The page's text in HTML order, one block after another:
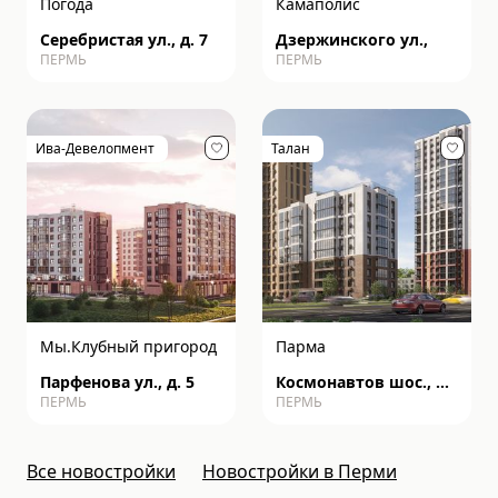
Серебристая ул., д. 7
ПЕРМЬ
Дзержинского ул.,
ПЕРМЬ
Ива-Девелопмент
Мы.Клубный пригород
Парфенова ул., д. 5
ПЕРМЬ
Талан
Парма
Космонавтов шос., д.
162к
ПЕРМЬ
Все новостройки Новостройки в Перми